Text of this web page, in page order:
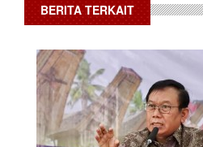
BERITA TERKAIT